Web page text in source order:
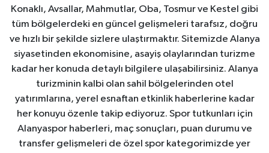
Konaklı, Avsallar, Mahmutlar, Oba, Tosmur ve Kestel gibi
tüm bölgelerdeki en güncel gelişmeleri tarafsız, doğru
ve hızlı bir şekilde sizlere ulaştırmaktır. Sitemizde Alanya
siyasetinden ekonomisine, asayiş olaylarından turizme
kadar her konuda detaylı bilgilere ulaşabilirsiniz. Alanya
turizminin kalbi olan sahil bölgelerinden otel
yatırımlarına, yerel esnaftan etkinlik haberlerine kadar
her konuyu özenle takip ediyoruz. Spor tutkunları için
Alanyaspor haberleri, maç sonuçları, puan durumu ve
transfer gelişmeleri de özel spor kategorimizde yer